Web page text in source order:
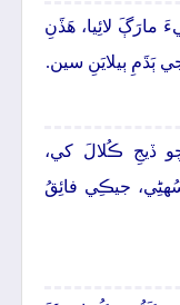
مارَڳَ لائِيا، ھَڏَنِ
ٻَڌَمِ ٻيلايَنِ سين.
ڏيجِ ڪُلالَ کي،
جيڪِي فائِقُ